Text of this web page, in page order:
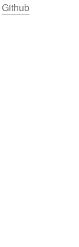
Github